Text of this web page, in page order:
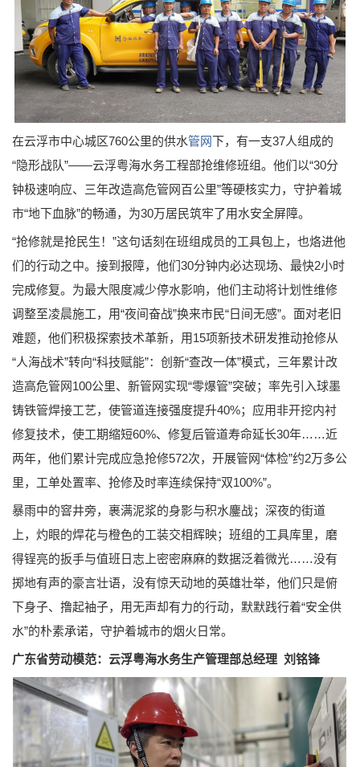
在云浮市中心城区760公里的供水管网下，有一支37人组成的
“隐形战队”——云浮粤海水务工程部抢维修班组。他们以“30分
钟极速响应、三年改造高危管网百公里”等硬核实力，守护着城
市“地下血脉”的畅通，为30万居民筑牢了用水安全屏障。
“抢修就是抢民生！”这句话刻在班组成员的工具包上，也烙进他
们的行动之中。接到报障，他们30分钟内必达现场、最快2小时
完成修复。为最大限度减少停水影响，他们主动将计划性维修
调整至凌晨施工，用“夜间奋战”换来市民“日间无感”。面对老旧
难题，他们积极探索技术革新，用15项新技术研发推动抢修从
“人海战术”转向“科技赋能”：创新“查改一体”模式，三年累计改
造高危管网100公里、新管网实现“零爆管”突破；率先引入球墨
铸铁管焊接工艺，使管道连接强度提升40%；应用非开挖内衬
修复技术，使工期缩短60%、修复后管道寿命延长30年……近
两年，他们累计完成应急抢修572次，开展管网“体检”约2万多公
里，工单处置率、抢修及时率连续保持“双100%”。
暴雨中的窨井旁，裹满泥浆的身影与积水鏖战；深夜的街道
上，灼眼的焊花与橙色的工装交相辉映；班组的工具库里，磨
得锃亮的扳手与值班日志上密密麻麻的数据泛着微光……没有
掷地有声的豪言壮语，没有惊天动地的英雄壮举，他们只是俯
下身子、撸起袖子，用无声却有力的行动，默默践行着“安全供
水”的朴素承诺，守护着城市的烟火日常。
广东省劳动模范：云浮粤海水务生产管理部总经理 刘铭锋